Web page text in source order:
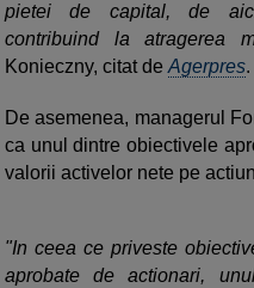
pietei de capital, de
contribuind la atragerea
Konieczny, citat de Agerpres.
De asemenea, managerul
ca unul dintre obiectivele
valorii activelor nete pe
"In ceea ce priveste
aprobate de actionari,